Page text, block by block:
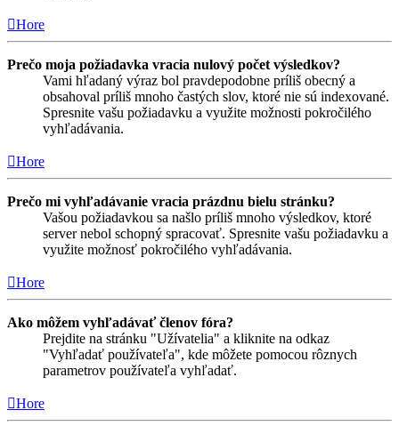
Hore
Prečo moja požiadavka vracia nulový počet výsledkov?
Vami hľadaný výraz bol pravdepodobne príliš obecný a
obsahoval príliš mnoho častých slov, ktoré nie sú indexované.
Spresnite vašu požiadavku a využite možnosti pokročilého
vyhľadávania.
Hore
Prečo mi vyhľadávanie vracia prázdnu bielu stránku?
Vašou požiadavkou sa našlo príliš mnoho výsledkov, ktoré
server nebol schopný spracovať. Spresnite vašu požiadavku a
využite možnosť pokročilého vyhľadávania.
Hore
Ako môžem vyhľadávať členov fóra?
Prejdite na stránku "Užívatelia" a kliknite na odkaz
"Vyhľadať používateľa", kde môžete pomocou rôznych
parametrov používateľa vyhľadať.
Hore